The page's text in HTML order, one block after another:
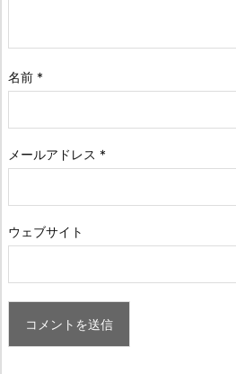
名前 *
メールアドレス *
ウェブサイト